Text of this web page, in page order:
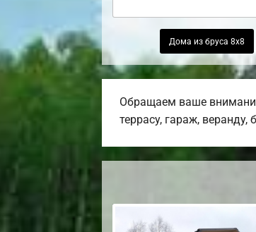
Дома из бруса 8х8
Обращаем ваше
террасу, гараж,